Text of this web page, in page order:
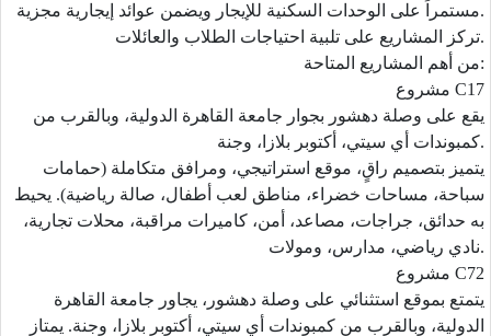
مستمراً على الوحدات السكنية للإيجار ويضمن عوائد إيجارية مجزية.
تركز المشاريع على تلبية احتياجات الطلاب والعائلات.
من أهم المشاريع المتاحة:
مشروع C17
كمبوندات أي سيتي، أكتوبر بلازا، وجنة.
يتميز بتصميم راقٍ، موقع استراتيجي، ومرافق متكاملة (حمامات
سباحة، مساحات خضراء، مناطق لعب أطفال، صالة رياضية). يحيط
به حدائق، جراجات، مصاعد، أمن، كاميرات مراقبة، محلات تجارية،
نادي رياضي، مدارس، ومولات.
مشروع C72
الدولية، وبالقرب من كمبوندات أي سيتي، أكتوبر بلازا، وجنة. يمتاز